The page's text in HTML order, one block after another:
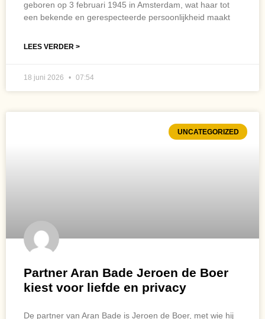
geboren op 3 februari 1945 in Amsterdam, wat haar tot
een bekende en gerespecteerde persoonlijkheid maakt
LEES VERDER >
18 juni 2026 07:54
UNCATEGORIZED
Partner Aran Bade Jeroen de Boer
kiest voor liefde en privacy
De partner van Aran Bade is Jeroen de Boer, met wie hij